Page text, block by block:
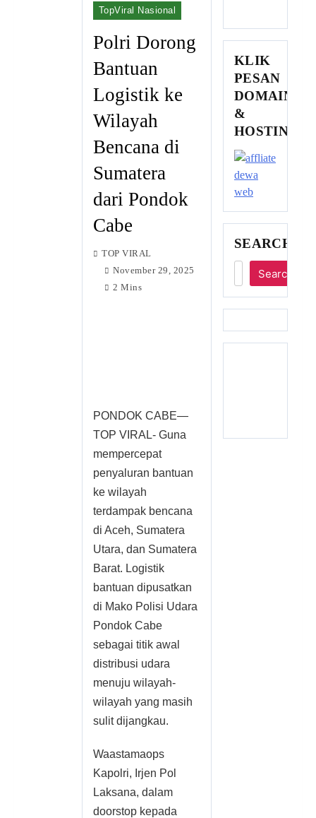
TopViral Nasional
Polri Dorong
Bantuan
Logistik ke
Wilayah
Bencana di
Sumatera
dari Pondok
Cabe
TOP VIRAL
November 29, 2025
2 Mins
PONDOK CABE—
TOP VIRAL- Guna
mempercepat
penyaluran bantuan
ke wilayah
terdampak bencana
di Aceh, Sumatera
Utara, dan Sumatera
Barat. Logistik
bantuan dipusatkan
di Mako Polisi Udara
Pondok Cabe
sebagai titik awal
distribusi udara
menuju wilayah-
wilayah yang masih
sulit dijangkau.
Waastamaops
Kapolri, Irjen Pol
Laksana, dalam
doorstop kepada
KLIK
PESAN
DOMAIN
&
HOSTING
SEARCH
Search